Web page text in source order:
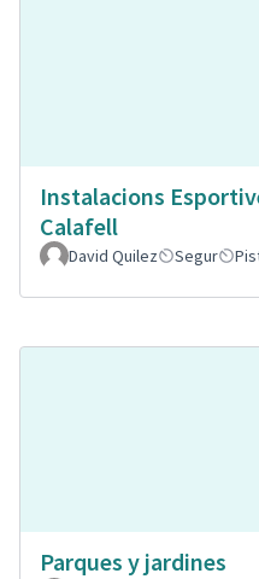
Instalacions
Calafell
David Quilez Segur
Parques y jardines